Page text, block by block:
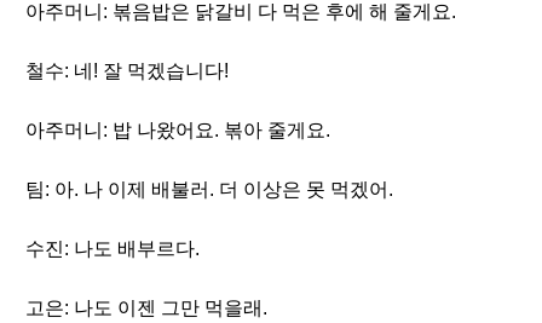
아주머니: 볶음밥은 닭갈비 다 먹은 후에 해 줄게요.
철수: 네! 잘 먹겠습니다!
아주머니: 밥 나왔어요. 볶아 줄게요.
팀: 아. 나 이제 배불러. 더 이상은 못 먹겠어.
수진: 나도 배부르다.
고은: 나도 이젠 그만 먹을래.